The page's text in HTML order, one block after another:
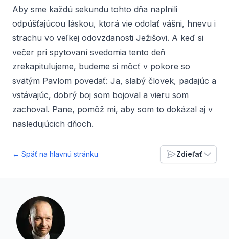
Aby sme každú sekundu tohto dňa naplnili
odpúšťajúcou láskou, ktorá vie odolať vášni, hnevu i
strachu vo veľkej odovzdanosti Ježišovi. A keď si
večer pri spytovaní svedomia tento deň
zrekapitulujeme, budeme si môcť v pokore so
svätým Pavlom povedať: Ja, slabý človek, padajúc a
vstávajúc, dobrý boj som bojoval a vieru som
zachoval. Pane, pomôž mi, aby som to dokázal aj v
nasledujúcich dňoch.
← Späť na hlavnú stránku Zdieľať